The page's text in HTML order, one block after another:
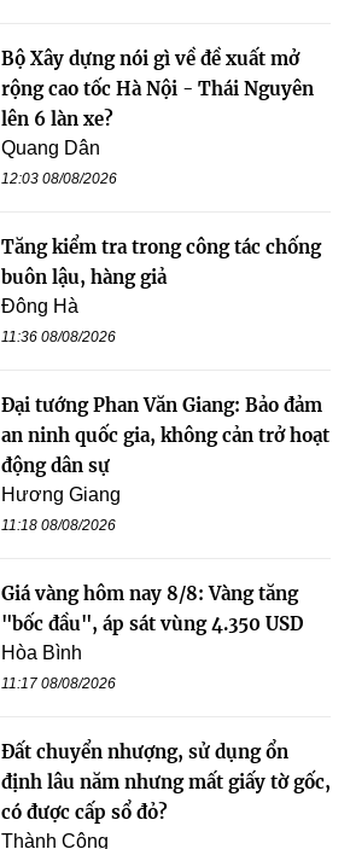
Bộ Xây dựng nói gì về đề xuất mở
rộng cao tốc Hà Nội - Thái Nguyên
lên 6 làn xe?
Quang Dân
12:03 08/08/2026
Tăng kiểm tra trong công tác chống
buôn lậu, hàng giả
Đông Hà
11:36 08/08/2026
Đại tướng Phan Văn Giang: Bảo đảm
an ninh quốc gia, không cản trở hoạt
động dân sự
Hương Giang
11:18 08/08/2026
Giá vàng hôm nay 8/8: Vàng tăng
"bốc đầu", áp sát vùng 4.350 USD
Hòa Bình
11:17 08/08/2026
Đất chuyển nhượng, sử dụng ổn
định lâu năm nhưng mất giấy tờ gốc,
có được cấp sổ đỏ?
Thành Công